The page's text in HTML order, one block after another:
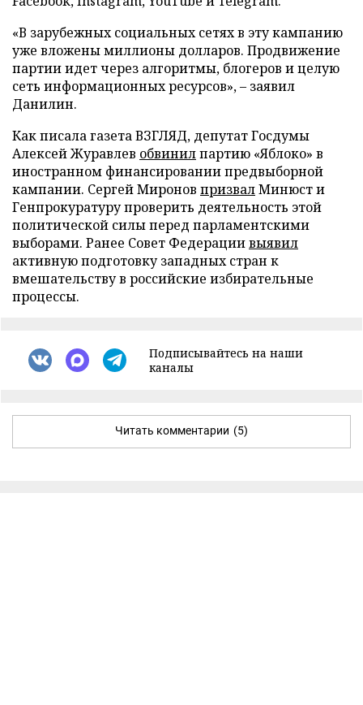
«В зарубежных социальных сетях в эту кампанию
уже вложены миллионы долларов. Продвижение
партии идет через алгоритмы, блогеров и целую
сеть информационных ресурсов», – заявил
Данилин.
Как писала газета ВЗГЛЯД, депутат Госдумы
Алексей Журавлев обвинилпартию «Яблоко» в
иностранном финансировании предвыборной
кампании. Сергей Миронов призвалМинюст и
Генпрокуратуру проверить деятельность этой
политической силы перед парламентскими
выборами. Ранее Совет Федерациивыявил
активную подготовку западных стран к
вмешательству в российские избирательные
процессы.
Подписывайтесь на наши
каналы
Читать комментарии (5)